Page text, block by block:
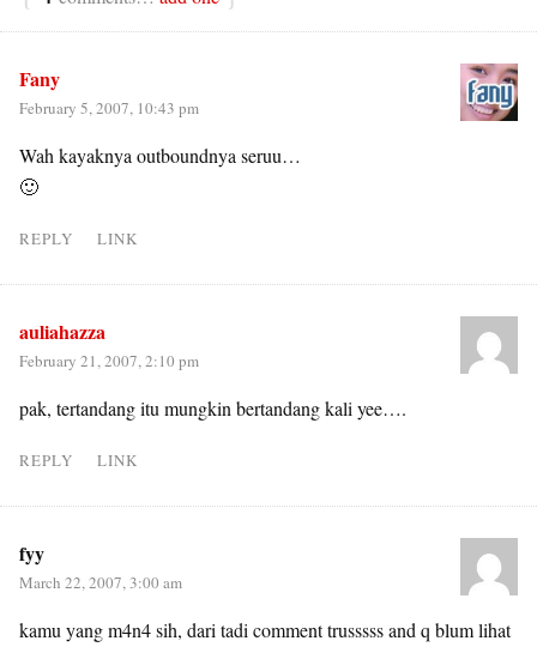
Fany
February 5, 2007, 10:43 pm
Wah kayaknya outboundnya seruu…
🙂
REPLY LINK
auliahazza
February 21, 2007, 2:10 pm
pak, tertandang itu mungkin bertandang kali yee….
REPLY LINK
fyy
March 22, 2007, 3:00 am
kamu yang m4n4 sih, dari tadi comment trusssss and q blum lihat